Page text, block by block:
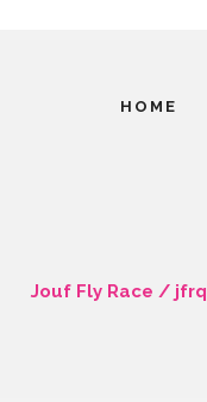
HOME
Jouf Fly Race / jfrq